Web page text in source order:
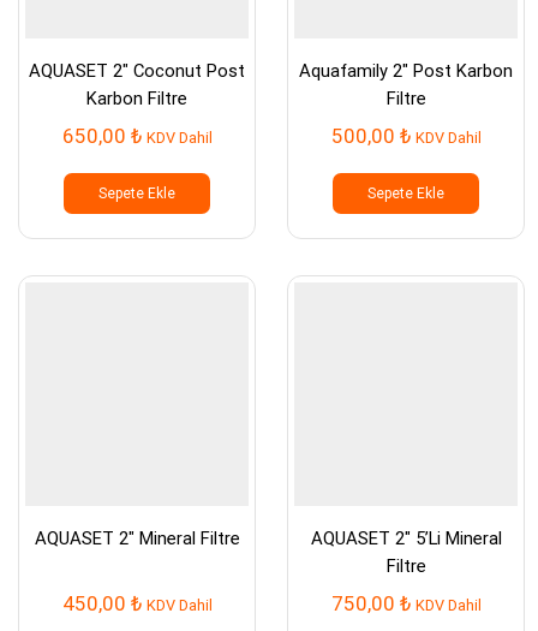
AQUASET 2″ Coconut Post
Karbon Filtre
650,00 ₺ KDV Dahil
Sepete Ekle
Aquafamily 2″ Post Karbon
Filtre
500,00 ₺ KDV Dahil
Sepete Ekle
AQUASET 2″ Mineral Filtre
450,00 ₺ KDV Dahil
AQUASET 2″ 5’Li Mineral
Filtre
750,00 ₺ KDV Dahil